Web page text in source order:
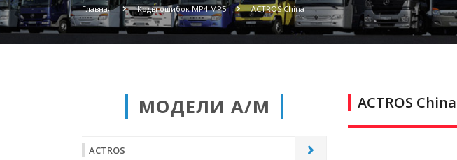
Главная Коды ошибок МР4 МР5 ACTROS China
МОДЕЛИ А/М
ACTROS
ACTROS China